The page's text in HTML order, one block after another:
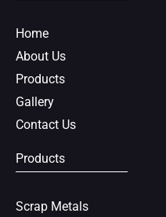
o
k
Home
About Us
Products
Gallery
Contact Us
Products
Scrap Metals